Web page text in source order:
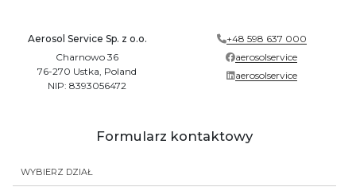
Aerosol Service Sp. z o.o.
Charnowo 36
76-270 Ustka, Poland
NIP: 8393056472
+48 598 637 000
aerosolservice
aerosolservice
Formularz kontaktowy